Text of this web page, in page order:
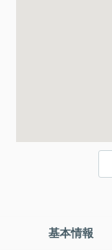
基本情報